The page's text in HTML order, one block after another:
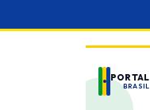
PORTAL
BRASIL